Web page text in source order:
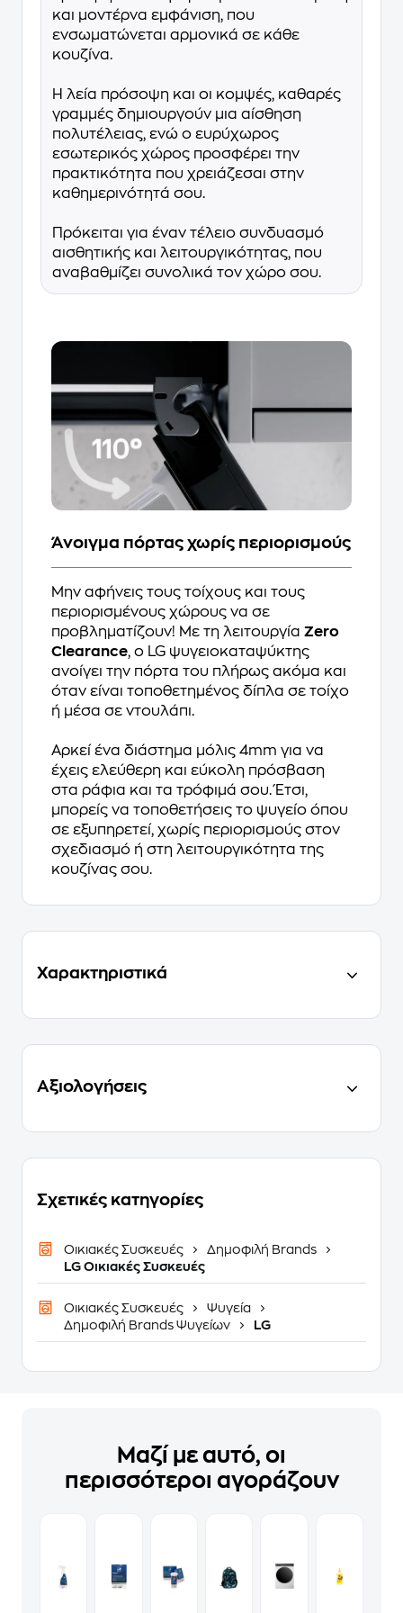
και μοντέρνα εμφάνιση, που
ενσωματώνεται αρμονικά σε κάθε
κουζίνα.
Η λεία πρόσοψη και οι κομψές, καθαρές
γραμμές δημιουργούν μια αίσθηση
πολυτέλειας, ενώ ο ευρύχωρος
εσωτερικός χώρος προσφέρει την
πρακτικότητα που χρειάζεσαι στην
καθημερινότητά σου.
Πρόκειται για έναν τέλειο συνδυασμό
αισθητικής και λειτουργικότητας, που
αναβαθμίζει συνολικά τον χώρο σου.
Άνοιγμα πόρτας χωρίς περιορισμούς
Μην αφήνεις τους τοίχους και τους
περιορισμένους χώρους να σε
προβληματίζουν! Με τη λειτουργία Zero
Clearance, ο LG ψυγειοκαταψύκτης
ανοίγει την πόρτα του πλήρως ακόμα και
όταν είναι τοποθετημένος δίπλα σε τοίχο
ή μέσα σε ντουλάπι.
Αρκεί ένα διάστημα μόλις 4mm για να
έχεις ελεύθερη και εύκολη πρόσβαση
στα ράφια και τα τρόφιμά σου. Έτσι,
μπορείς να τοποθετήσεις το ψυγείο όπου
σε εξυπηρετεί, χωρίς περιορισμούς στον
σχεδιασμό ή στη λειτουργικότητα της
κουζίνας σου.
Χαρακτηριστικά
Αξιολογήσεις
Σχετικές κατηγορίες
Οικιακές Συσκευές
Δημοφιλή Brands
LG Οικιακές Συσκευές
Οικιακές Συσκευές
Ψυγεία
Δημοφιλή Brands Ψυγείων
LG
Μαζί με αυτό, οι
περισσότεροι αγοράζουν